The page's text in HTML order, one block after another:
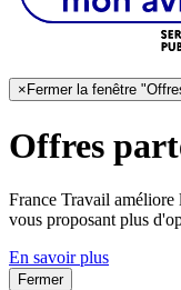
× Fermer la fenêtre
Offres
France Travail améliore
vous proposant plus
En savoir plus
Fermer